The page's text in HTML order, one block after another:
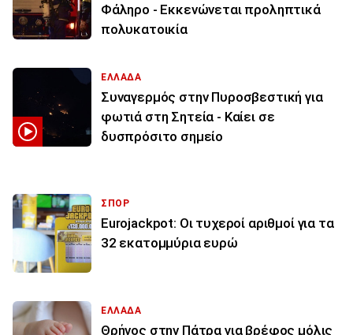
Φάληρο - Εκκενώνεται προληπτικά
πολυκατοικία
ΕΛΛΑΔΑ
Συναγερμός στην Πυροσβεστική για
φωτιά στη Σητεία - Καίει σε
δυσπρόσιτο σημείο
ΣΠΟΡ
Eurojackpot: Οι τυχεροί αριθμοί για τα
32 εκατoμμύρια ευρώ
ΕΛΛΑΔΑ
Θρήνος στην Πάτρα για βρέφος μόλις